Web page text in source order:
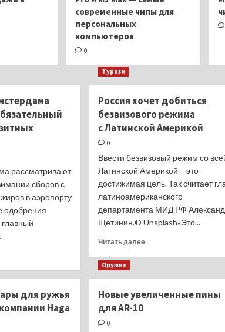
современные чипы для
персональных
компьютеров
0
рассматривают
сборов с
в аэропорту
одобрения
Туризм
Россия хочет добиться
безвизового режима
с Латинской Америкой
0
Ввести безвизовый режим со
Латинской Америкой – это
достижимая цель. Так считает
латиноамериканского
департамента МИД РФ
Щетинин.© Unsplash«Это...
Читать далееПрочитать
добиться
для ружья
Haga
Оружие
Новые увеличенные пины
для AR-10
0